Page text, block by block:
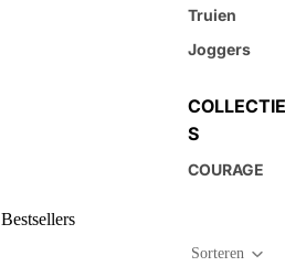
Truien
Joggers
COLLECTIE
S
COURAGE
Bestsellers
Sorteren